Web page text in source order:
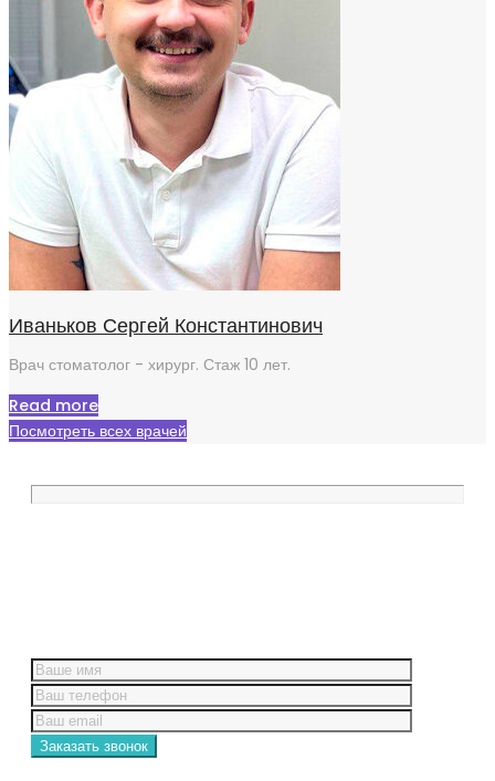
Иваньков Сергей Константинович
Врач стоматолог - хирург. Стаж 10 лет.
Read more
Посмотреть всех врачей